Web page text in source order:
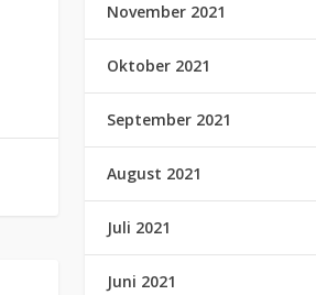
November 2021
Oktober 2021
September 2021
August 2021
Juli 2021
Juni 2021